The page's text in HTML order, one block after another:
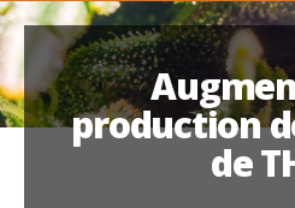
production
de